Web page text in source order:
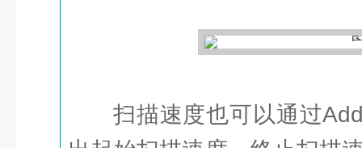
扫描速度也可以通过